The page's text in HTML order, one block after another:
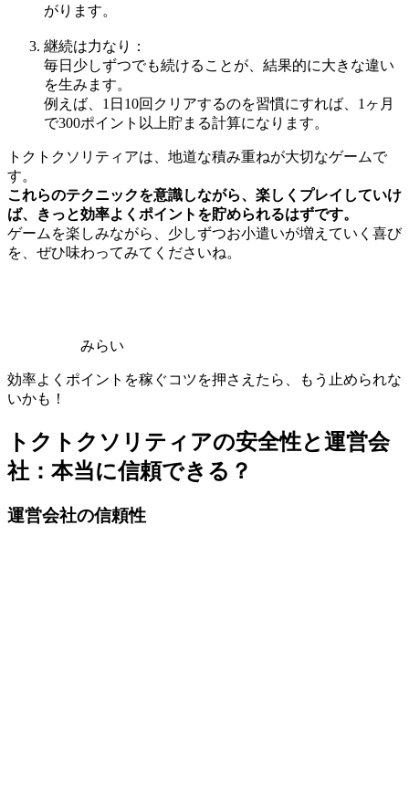
がります。
継続は力なり：
毎日少しずつでも続けることが、結果的に大きな違い
を生みます。
例えば、1日10回クリアするのを習慣にすれば、1ヶ月
で300ポイント以上貯まる計算になります。
トクトクソリティアは、地道な積み重ねが大切なゲームで
す。
これらのテクニックを意識しながら、楽しくプレイしていけ
ば、きっと効率よくポイントを貯められるはずです。
ゲームを楽しみながら、少しずつお小遣いが増えていく喜び
を、ぜひ味わってみてくださいね。
みらい
効率よくポイントを稼ぐコツを押さえたら、もう止められな
いかも！
トクトクソリティアの安全性と運営会
社：本当に信頼できる？
運営会社の信頼性